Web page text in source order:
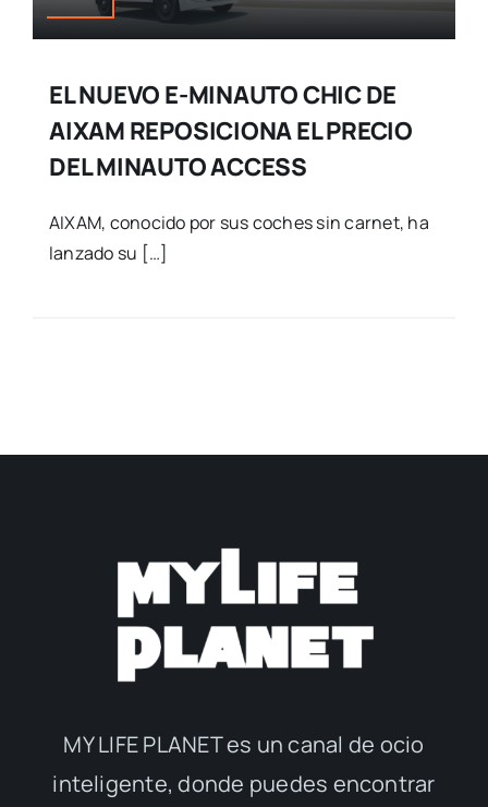
EL NUEVO E-MINAUTO CHIC DE
AIXAM REPOSICIONA EL PRECIO
DEL MINAUTO ACCESS
AIXAM, conocido por sus coches sin carnet, ha
lanzado su […]
MY LIFE PLANET es un canal de ocio
inteligente, donde puedes encontrar